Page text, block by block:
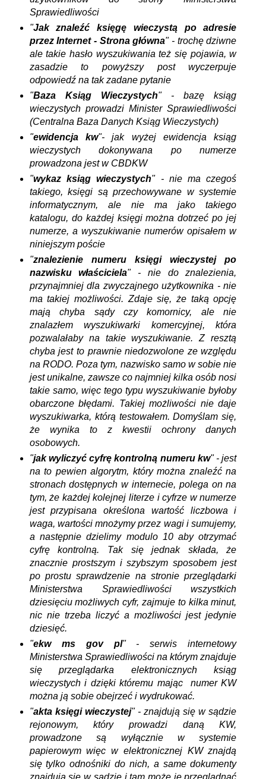
Sprawiedliwości
"Jak znaleźć księgę wieczystą po adresie
przez Internet - Strona główna" - trochę dziwne
ale takie hasło wyszukiwania też się pojawia, w
zasadzie to powyższy post wyczerpuje
odpowiedź na tak zadane pytanie
"Baza Ksiąg Wieczystych" - bazę ksiąg
wieczystych prowadzi Minister Sprawiedliwości
(Centralna Baza Danych Ksiąg Wieczystych)
"ewidencja kw"- jak wyżej ewidencja ksiąg
wieczystych dokonywana po numerze
prowadzona jest w CBDKW
"wykaz ksiąg wieczystych" - nie ma czegoś
takiego, księgi są przechowywane w systemie
informatycznym, ale nie ma jako takiego
katalogu, do każdej księgi można dotrzeć po jej
numerze, a wyszukiwanie numerów opisałem w
niniejszym poście
"znalezienie numeru księgi wieczystej po
nazwisku właściciela" - nie do znalezienia,
przynajmniej dla zwyczajnego użytkownika - nie
ma takiej możliwości. Zdaje się, że taką opcję
mają chyba sądy czy komornicy, ale nie
znalazłem wyszukiwarki komercyjnej, która
pozwalałaby na takie wyszukiwanie. Z resztą
chyba jest to prawnie niedozwolone ze względu
na RODO. Poza tym, nazwisko samo w sobie nie
jest unikalne, zawsze co najmniej kilka osób nosi
takie samo, więc tego typu wyszukiwanie byłoby
obarczone błędami. Takiej możliwości nie daje
wyszukiwarka, którą testowałem. Domyślam się,
że wynika to z kwestii ochrony danych
osobowych.
"jak wyliczyć cyfrę kontrolną numeru kw" - jest
na to pewien algorytm, który można znaleźć na
stronach dostępnych w internecie, polega on na
tym, że każdej kolejnej literze i cyfrze w numerze
jest przypisana określona wartość liczbowa i
waga, wartości mnożymy przez wagi i sumujemy,
a następnie dzielimy modulo 10 aby otrzymać
cyfrę kontrolną. Tak się jednak składa, że
znacznie prostszym i szybszym sposobem jest
po prostu sprawdzenie na stronie przeglądarki
Ministerstwa Sprawiedliwości wszystkich
dziesięciu możliwych cyfr, zajmuje to kilka minut,
nic nie trzeba liczyć a możliwości jest jedynie
dziesięć.
"ekw ms gov pl" - serwis internetowy
Ministerstwa Sprawiedliwości na którym znajduje
się przeglądarka elektronicznych ksiąg
wieczystych i dzięki któremu mając numer KW
można ją sobie obejrzeć i wydrukować.
"akta księgi wieczystej" - znajdują się w sądzie
rejonowym, który prowadzi daną KW,
prowadzone są wyłącznie w systemie
papierowym więc w elektronicznej KW znajdą
się tylko odnośniki do nich, a same dokumenty
znajdują się w sądzie i tam może je przeglądnąć